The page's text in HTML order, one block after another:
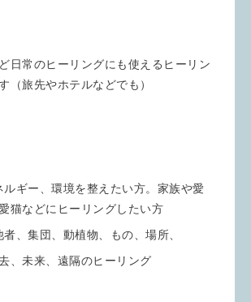
日常のヒーリングにも使えるヒーリン
（旅先やホテルなどでも）
ギー、環境を整えたい方。家族や愛
猫などにヒーリングしたい方
者、集団、動植物、もの、場所、
、未来、遠隔のヒーリング